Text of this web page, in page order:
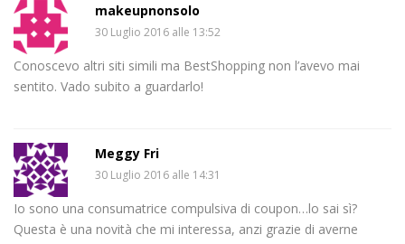
makeupnonsolo
30 Luglio 2016 alle 13:52
Conoscevo altri siti simili ma BestShopping non l’avevo mai
sentito. Vado subito a guardarlo!
Meggy Fri
30 Luglio 2016 alle 14:31
Io sono una consumatrice compulsiva di coupon…lo sai sì?
Questa è una novità che mi interessa, anzi grazie di averne